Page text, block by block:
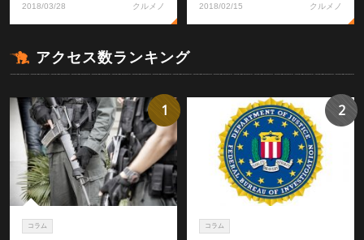
2018/03/28 クルメノ 2018/02/15 クルメノ
アクセス数ランキング
コラム
1
コラム
2